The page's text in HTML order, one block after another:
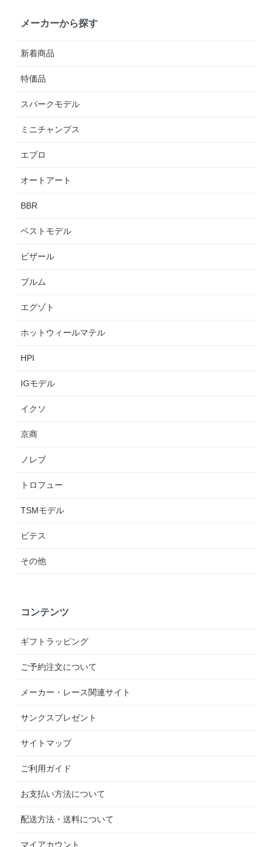
メーカーから探す
新着商品
特価品
スパークモデル
ミニチャンプス
エブロ
オートアート
BBR
ベストモデル
ビザール
ブルム
エグゾト
ホットウィールマテル
HPI
IGモデル
イクソ
京商
ノレブ
トロフュー
TSMモデル
ビテス
その他
コンテンツ
ギフトラッピング
ご予約注文について
メーカー・レース関連サイト
サンクスプレゼント
サイトマップ
ご利用ガイド
お支払い方法について
配送方法・送料について
マイアカウント